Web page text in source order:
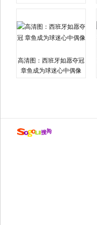
高清图：西班牙如愿夺冠
章鱼成为球迷心中偶像